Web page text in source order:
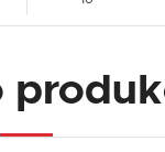
większy komfort korzystania z
preferencji.